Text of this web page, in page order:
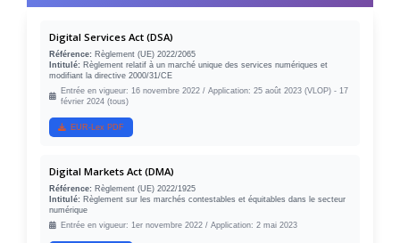
Digital Services Act (DSA)
Référence: Règlement (UE) 2022/2065
Intitulé: Règlement relatif à un marché unique des services numériques et
modifiant la directive 2000/31/CE
Entrée en vigueur: 16 novembre 2022 / Application: 25 août 2023 (VLOP) - 17
février 2024 (tous)
EUR-Lex PDF
Digital Markets Act (DMA)
Référence: Règlement (UE) 2022/1925
Intitulé: Règlement sur les marchés contestables et équitables dans le secteur
numérique
Entrée en vigueur: 1er novembre 2022 / Application: 2 mai 2023